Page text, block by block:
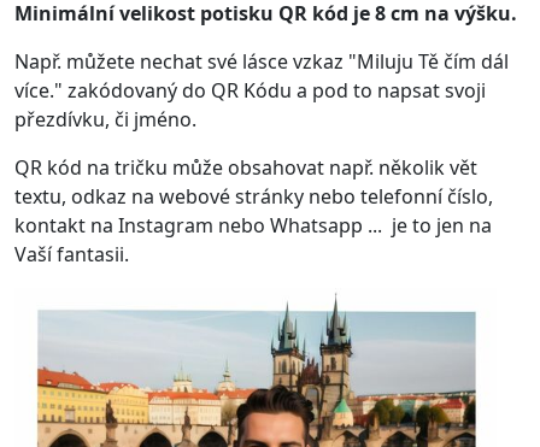
Minimální velikost potisku QR kód je 8 cm na výšku.
Např. můžete nechat své lásce vzkaz "Miluju Tě čím dál
více." zakódovaný do QR Kódu a pod to napsat svoji
přezdívku, či jméno.
QR kód na tričku může obsahovat např. několik vět
textu, odkaz na webové stránky nebo telefonní číslo,
kontakt na Instagram nebo Whatsapp ... je to jen na
Vaší fantasii.